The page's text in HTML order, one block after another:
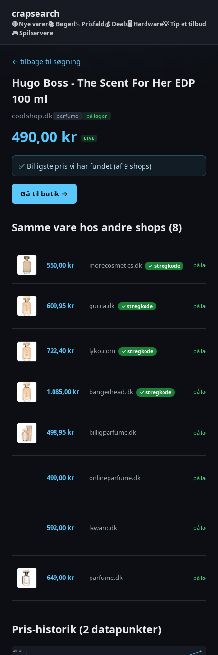
crapsearch
Nye varer📚 Bøger📉 Prisfald💰 Deals🖥️ Hardware💡 Tip et tilbud
🎮 Spilservere
← tilbage til søgning
Hugo Boss - The Scent For Her EDP
100 ml
coolshop.dk perfume på lager
490,00 kr LIVE
✅ Billigste pris vi har fundet (af 9 shops)
Gå til butik →
Samme vare hos andre shops (8)
550,00 kr morecosmetics.dk ✓ stregkode på lager
609,95 kr gucca.dk ✓ stregkode på lager
722,40 kr lyko.com ✓ stregkode på lager
1.085,00 kr bangerhead.dk ✓ stregkode på lager
498,95 kr billigparfume.dk på lager
499,00 kr onlineparfume.dk på lager
592,00 kr lawaro.dk på lager
649,00 kr parfume.dk på lager
Pris-historik (2 datapunkter)